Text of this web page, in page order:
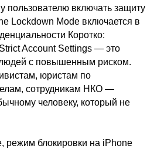
пользователю включать защиту
Lockdown Mode включается в
Коротко:
Account Settings — это
с повышенным риском.
юристам по
сотрудникам НКО —
человеку, который не
режим блокировки на iPhone